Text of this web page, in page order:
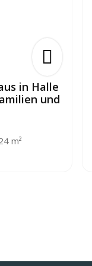
in Halle
und
m²